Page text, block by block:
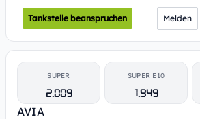
Tankstelle beanspruchen Melden
SUPER
2.009
SUPER E10
1.949
AVIA